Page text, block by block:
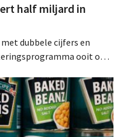
half miljard in
dubbele cijfers en
ooit om